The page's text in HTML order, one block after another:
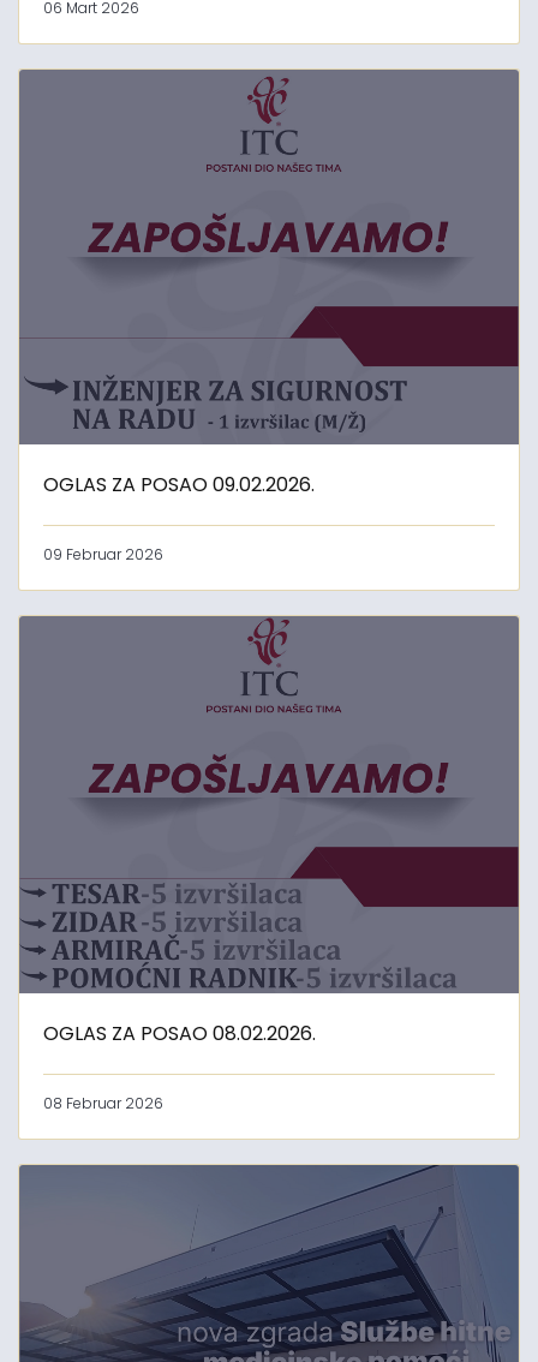
06 Mart 2026
OGLAS ZA POSAO 09.02.2026.
09 Februar 2026
OGLAS ZA POSAO 08.02.2026.
08 Februar 2026